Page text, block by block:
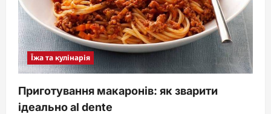
Їжа та кулінарія
Приготування макаронів: як зварити
ідеально al dente